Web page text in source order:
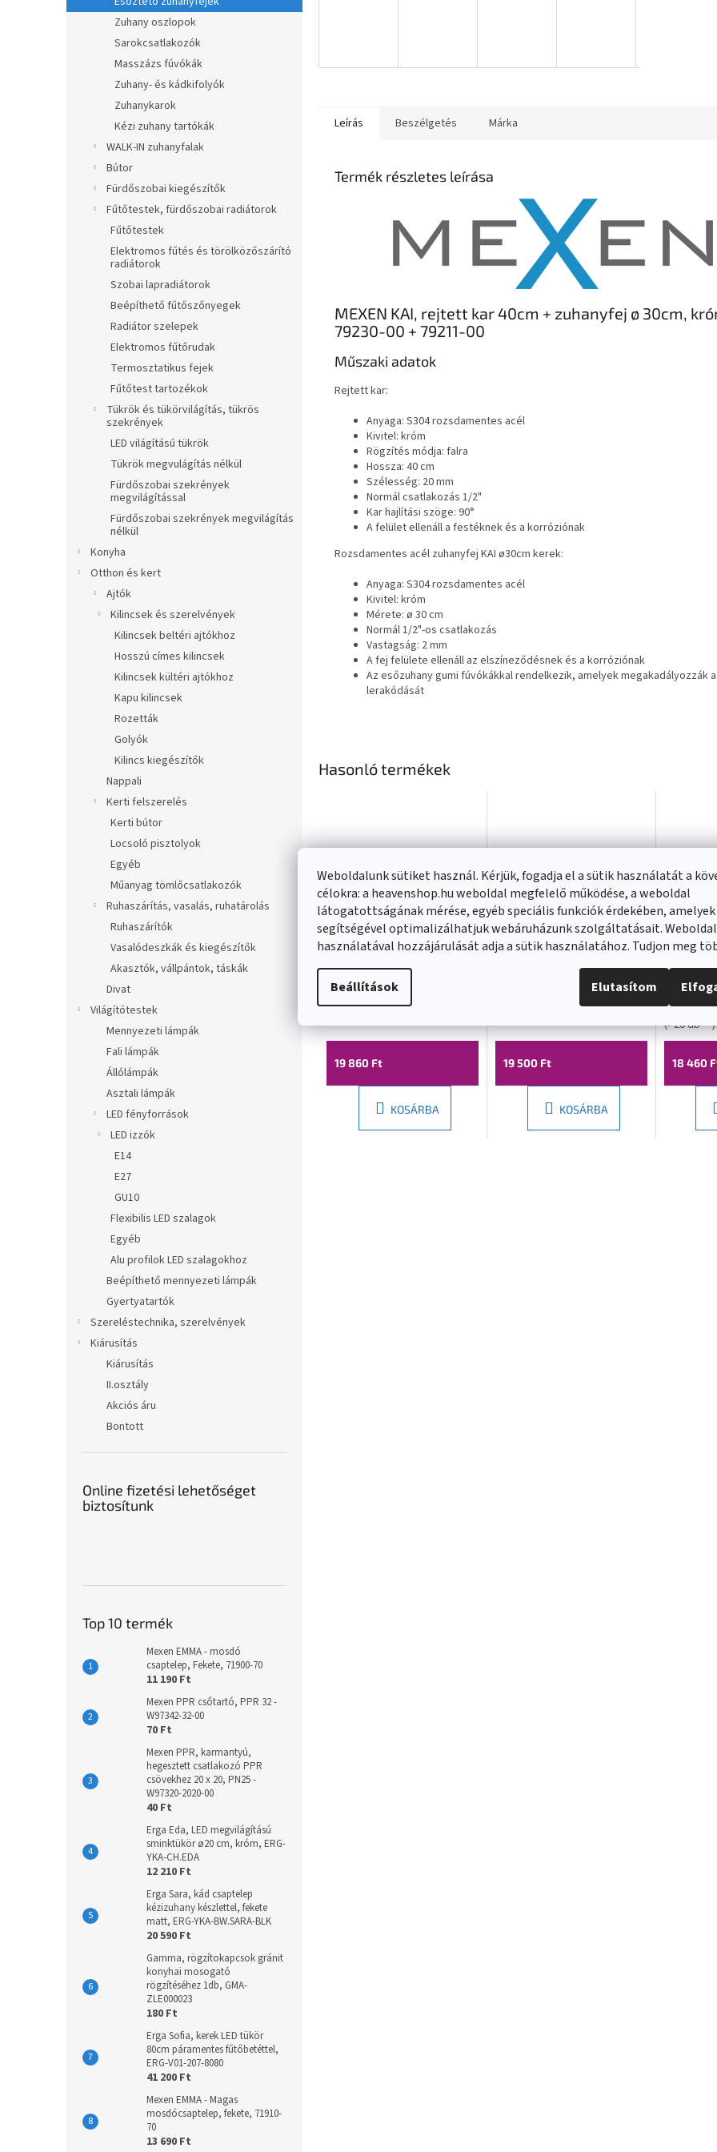
Weboldalunk sütiket használ. Kérjük, fogadja el a sütik használatát a
célokra: a heavenshop.hu weboldal megfelelő működése, a weboldal
látogatottságának mérése, egyéb speciális funkciók érdekében, amelyek
segítségével optimalizálhatjuk webáruházunk szolgáltatásait.
használatával hozzájárulását adja a sütik használatához. Tudjon meg
Beállítások Elutasítom
Zuhany oszlopok
Sarokcsatlakozók
Masszázs fúvókák
Zuhany- és kádkifolyók
Zuhanykarok
Kézi zuhany tartókák
WALK-IN zuhanyfalak
Bútor
Fürdőszobai kiegészítők
Fűtőtestek, fürdőszobai radiátorok
Fűtőtestek
Elektromos fűtés és törölközőszárító
radiátorok
Szobai lapradiátorok
Beépíthető fűtőszőnyegek
Radiátor szelepek
Elektromos fűtőrudak
Termosztatikus fejek
Fűtőtest tartozékok
Tükrök és tükörvilágítás, tükrös
szekrények
LED világítású tükrök
Tükrök megvulágítás nélkül
Fürdőszobai szekrények
megvilágítással
Fürdőszobai szekrények megvilágítás
nélkül
Konyha
Otthon és kert
Ajtók
Kilincsek és szerelvények
Kilincsek beltéri ajtókhoz
Hosszú címes kilincsek
Kilincsek kültéri ajtókhoz
Kapu kilincsek
Rozetták
Golyók
Kilincs kiegészítők
Nappali
Kerti felszerelés
Kerti bútor
Locsoló pisztolyok
Egyéb
Műanyag tömlőcsatlakozók
Ruhaszárítás, vasalás, ruhatárolás
Ruhaszárítók
Vasalódeszkák és kiegészítők
Akasztók, vállpántok, táskák
Divat
Világítótestek
Mennyezeti lámpák
Fali lámpák
Állólámpák
Asztali lámpák
LED fényforrások
LED izzók
E14
E27
GU10
Flexibilis LED szalagok
Egyéb
Alu profilok LED szalagokhoz
Beépíthető mennyezeti lámpák
Gyertyatartók
Szereléstechnika, szerelvények
Kiárusítás
Kiárusítás
II.osztály
Akciós áru
Bontott
Online fizetési lehetőséget
biztosítunk
Top 10 termék
Mexen EMMA - mosdó
csaptelep, Fekete, 71900-70
11 190 Ft
Mexen PPR csőtartó, PPR 32 -
W97342-32-00
70 Ft
Mexen PPR, karmantyú,
hegesztett csatlakozó PPR
csövekhez 20 x 20, PN25 -
W97320-2020-00
40 Ft
Erga Eda, LED megvilágítású
sminktükör ø20 cm, króm, ERG-
YKA-CH.EDA
12 210 Ft
Erga Sara, kád csaptelep
kézizuhany készlettel, fekete
matt, ERG-YKA-BW.SARA-BLK
20 590 Ft
Gamma, rögzítokapcsok gránit
konyhai mosogató
rögzítéséhez 1db, GMA-
ZLE000023
180 Ft
Erga Sofia, kerek LED tükör
80cm páramentes fűtőbetéttel,
ERG-V01-207-8080
41 200 Ft
Mexen EMMA - Magas
mosdócsaptelep, fekete, 71910-
70
13 690 Ft
Leírás Beszélgetés Márka
Termék részletes leírása
MEXEN KAI, rejtett kar 40cm + zuhanyfej ø 30cm,
79230-00 + 79211-00
Műszaki adatok
Rejtett kar:
Anyaga: S304 rozsdamentes acél
Kivitel: króm
Rögzítés módja: falra
Hossza: 40 cm
Szélesség: 20 mm
Normál csatlakozás 1/2"
Kar hajlítási szöge: 90°
A felület ellenáll a festéknek és a korróziónak
Rozsdamentes acél zuhanyfej KAI ø30cm kerek:
Anyaga: S304 rozsdamentes acél
Kivitel: króm
Mérete: ø 30 cm
Normál 1/2"-os csatlakozás
Vastagság: 2 mm
A fej felülete ellenáll az elszíneződésnek és a korróziónak
Az esőzuhany gumi fúvókákkal rendelkezik, amelyek megakadályozzák
lerakódását
Hasonló termékek
Mexen KAI, rejtett kar
40cm + zuhanyfej
30cm, grafit, 79230-66
+ 79211-66
19 860 Ft
KOSÁRBA
Mexen KAI, rejtett kar
40cm + zuhanyfej
30cm, rózsaszín-arany,
79230-60 + 79211-60
19 500 Ft
KOSÁRBA
Mexen
40cm
30cm,
+
(>20 db )
18 460